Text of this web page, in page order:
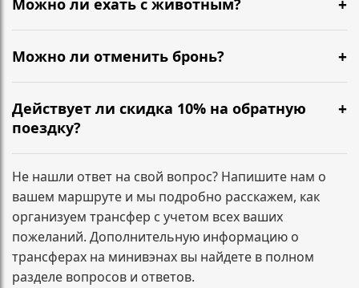
дополнительным адресам, лучше указать это при
бронировании — зафиксируем маршрут заранее.
Да, можно. Сообщите заранее, чтобы мы
подготовили салон и согласовали формат
Можно ли отменить бронь?
Да. Условия зависят от времени до подачи
минивэна. Напишите нам, и мы сразу подскажем по
вашему заказу.
Действует ли скидка 10% на обратную
поездку?
Да. При бронировании трансфера туда и обратно
скидка 10% на обратный маршрут применяется
автоматически и фиксируется в подтверждении
заказа.
Не нашли ответ на свой вопрос? Напишите нам о
вашем маршруте и мы подробно расскажем, как
организуем трансфер с учетом всех ваших
пожеланий. Дополнительную информацию о
трансферах на минивэнах вы найдете в полном
разделе вопросов и ответов.